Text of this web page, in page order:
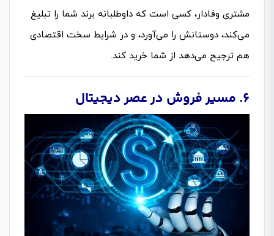
مشتری وفادار، کسی است که داوطلبانه برند شما را تبلیغ
می‌کند، دوستانش را می‌آورد، و در شرایط سخت اقتصادی
هم ترجیح می‌دهد از شما خرید کند.
۶. مسیر فروش در عصر دیجیتال